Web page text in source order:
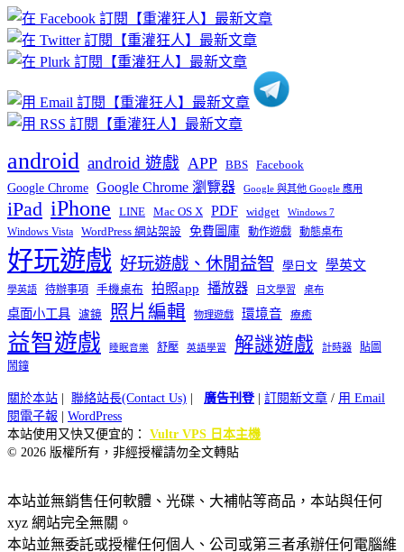
章
分
類
android android 遊戲 APP BBS Facebook
Google Chrome Google Chrome 瀏覽器 Google 與其他 Google 應用
iPad iPhone LINE Mac OS X PDF widget Windows 7
Windows Vista WordPress 網站架設 免費圖庫 動作遊戲 動態桌布
好玩遊戲 好玩遊戲、休閒益智 學日文 學英文
學英語 待辦事項 手機桌布 拍照app 播放器 日文學習 桌布
桌面小工具 濾鏡 照片編輯 物理遊戲 環境音 療癒
益智遊戲 睡眠音樂 舒壓 英語學習 解謎遊戲 計時器
貼圖
鬧鐘
關於本站 聯絡站長(Contact Us) 廣告刊登| 訂閱新文章 / 用 Email
閱電子報
WordPress
本站使用又快又便宜的： Vultr VPS 日本主機
© 2026 版權所有，非經授權請勿全文轉貼
本站並無銷售任何軟體、光碟、大補帖等商品，本站與任何
xyz 網站完全無關。
本站並無委託或授權任何個人、公司或第三者承辦任何電腦維